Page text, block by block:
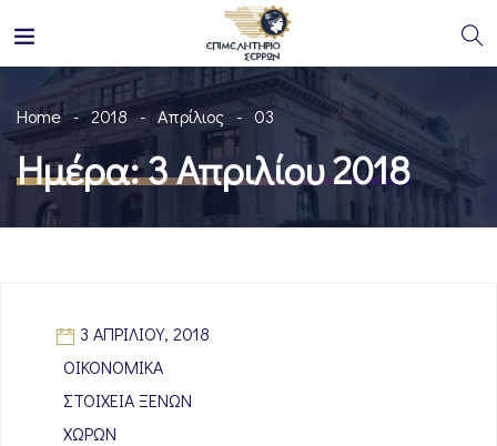
Home 2018 Απρίλιος 03
Ημέρα:3 Απριλίου 2018
3 ΑΠΡΙΛΊΟΥ, 2018
ΟΙΚΟΝΟΜΙΚΆ
ΣΤΟΙΧΕΊΑ ΞΈΝΩΝ
ΧΩΡΏΝ